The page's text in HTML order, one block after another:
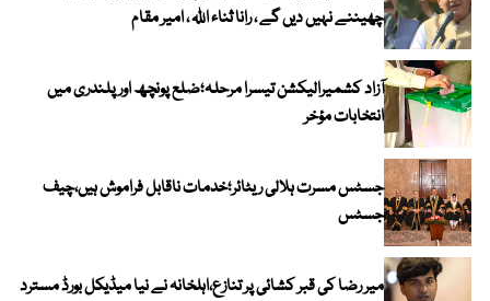
چھیننے نہیں دیں گے ، رانا ثناء اللہ ، امیر مقام
آزاد کشمیرالیکشن تیسرا مرحلہ؛ضلع پونچھ اور پلندری میں
انتخابات مؤخر
جسٹس مسرت ہلالی ریٹائر؛خدمات ناقابل فراموش ہیں،چیف
جسٹس
میر رضا کی قبر کشائی پر تنازع،اہلخانہ نے نیا میڈیکل بورڈ مسترد